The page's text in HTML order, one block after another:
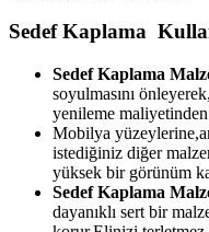
Sedef Kaplama
Sedef Kaplama
soyulmasını
yenileme
Mobilya
istediğiniz diğer
yüksek bir görünüm
Sedef Kaplama
dayanıklı sert bir